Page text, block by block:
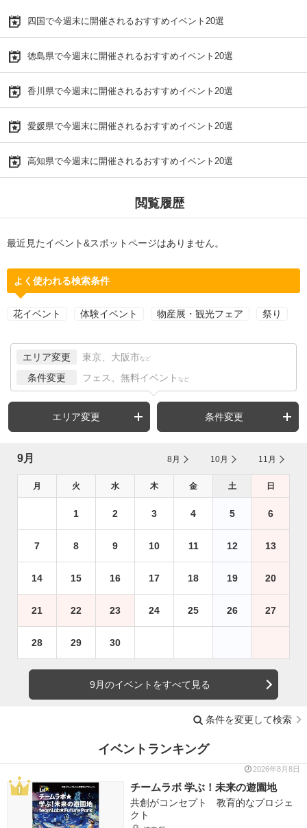
四国で今週末に開催されるおすすめイベント20選
徳島県で今週末に開催されるおすすめイベント20選
香川県で今週末に開催されるおすすめイベント20選
愛媛県で今週末に開催されるおすすめイベント20選
高知県で今週末に開催されるおすすめイベント20選
閲覧履歴
最近見たイベント&スポットページはありません。
よく使われる検索条件
花イベント 体験イベント 物産展・観光フェア 祭り
エリア変更 東京、大阪市 など
条件変更 フェス、無料イベント など
エリア変更 条件変更
9月 8月 10月 11月
月 火 水 木 金 土 日
1 2 3 4 5 6
7 8 9 10 11 12 13
14 15 16 17 18 19 20
21 22 23 24 25 26 27
28 29 30
9月のイベントをすべて見る
条件を変更して検索
イベントランキング
2026年8月8日
チームラボ 学ぶ！未来の遊園地
共創がコンセプト 教育的なプロジェ
クト